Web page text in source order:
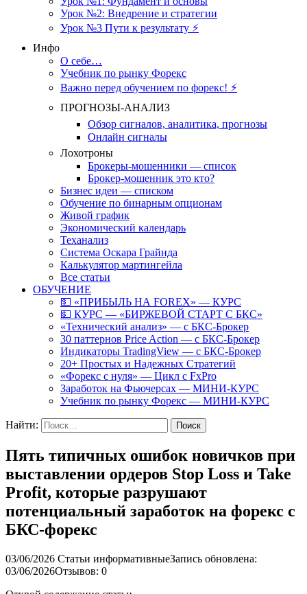
Урок №2: Внедрение и стратегии
Урок №3 Пути к результату ⚡️
Инфо
О себе…
Учебник по рынку Форекс
Важно перед обучением по форекс! ⚡
ПРОГНОЗЫ-АНАЛИЗ
Обзор сигналов, аналитика, прогнозы
Онлайн сигналы
Лохотроны
Брокеры-мошенники — список
Брокер-мошенник это кто?
Бизнес идеи — списком
Обучение по бинарным опционам
Живой график
Экономический календарь
Теханализ
Система Оскара Грайнда
Калькулятор мартингейла
Все статьи
ОБУЧЕНИЕ
💵 «ПРИБЫЛЬ НА FOREX» — КУРС
💵 КУРС — «БИРЖЕВОЙ СТАРТ С БКС»
«Технический анализ» — с БКС-Брокер
30 паттернов Price Action — с БКС-Брокер
Индикаторы TradingView — с БКС-Брокер
20+ Простых и Надежных Стратегий
«Форекс с нуля» — Цикл с FxPro
Заработок на Фьючерсах — МИНИ-КУРС
Учебник по рынку Форекс — МИНИ-КУРС
Найти:
Пять типичных ошибок новичков при
выставлении ордеров Stop Loss и Take
Profit, которые разрушают
потенциальный заработок на форекс с
БКС-форекс
03/06/2026 Статьи информативныеЗапись обновлена:
03/06/2026Отзывов: 0